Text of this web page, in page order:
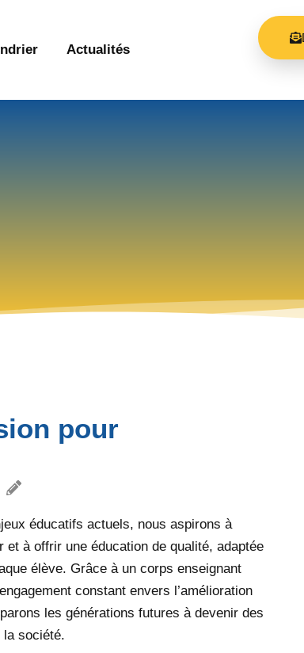
Actualités
pour
éducatifs actuels, nous aspirons à
et à offrir une éducation de qualité, adaptée
élève. Grâce à un corps enseignant
constant envers l’amélioration
les générations futures à devenir des
société.